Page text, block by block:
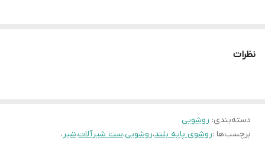
نظرات
دسته‌بندی: روشویی
برچسب‌ها :روشوی پایه بلند،روشویی،ست شیرآلات،شیر،